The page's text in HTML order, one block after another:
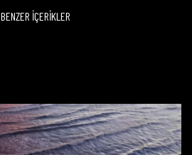
BENZER İÇERİKLER